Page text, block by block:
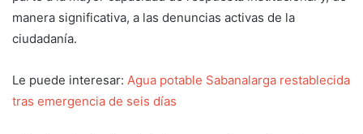
manera significativa, a las denuncias activas de la
ciudadanía.
Le puede interesar: Agua potable Sabanalarga restablecida
tras emergencia de seis días